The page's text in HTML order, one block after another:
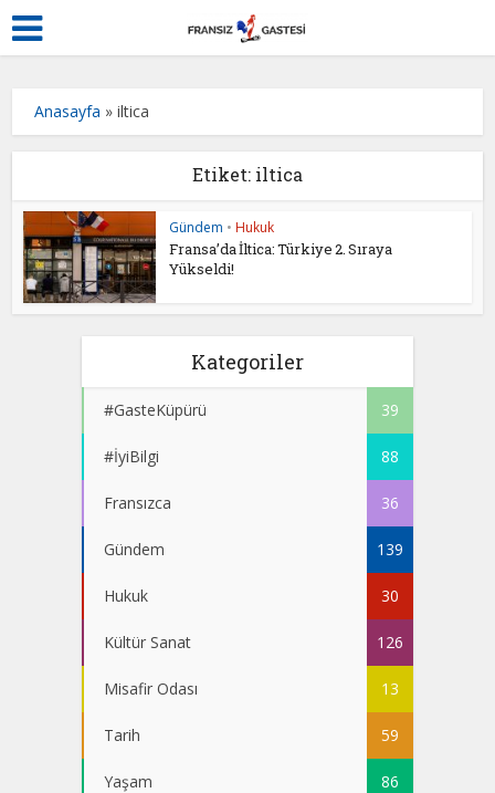
Anasayfa »iltica
Etiket: iltica
Gündem • Hukuk
Fransa’da İltica: Türkiye 2. Sıraya
Yükseldi!
Kategoriler
#GasteKüpürü 39
#İyiBilgi 88
Fransızca 36
Gündem 139
Hukuk 30
Kültür Sanat 126
Misafir Odası 13
Tarih 59
Yaşam 86